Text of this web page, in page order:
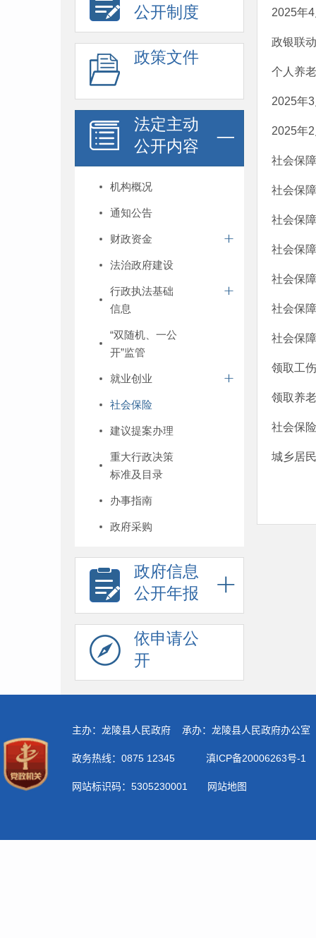
公开制度
政策文件
法定主动
公开内容
机构概况
通知公告
财政资金
法治政府建设
行政执法基础
信息
“双随机、一公
开”监管
就业创业
社会保险
建议提案办理
重大行政决策
标准及目录
办事指南
政府采购
政府信息
公开年报
依申请公
开
2025年
政银联
个人养
2025年
2025年
社会保
社会保
社会保
社会保
社会保
社会保
社会保
领取工
领取养
社会保
城乡居